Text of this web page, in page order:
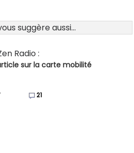
suggère aussi...
Radio :
sur la carte mobilité
21